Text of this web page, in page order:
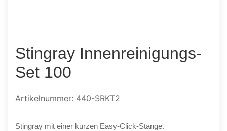
Stingray Innenreinigungs-
Set 100
Artikelnummer: 440-SRKT2
Stingray mit einer kurzen Easy-Click-Stange.